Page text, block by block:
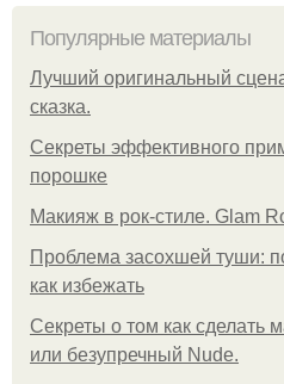
Популярные материалы
Лучший оригинальный
сказка.
Секреты эффективного
порошке
Макияж в рок-стиле. Glam
Проблема засохшей туши:
как избежать
Секреты о том как сделать
или безупречный Nude.